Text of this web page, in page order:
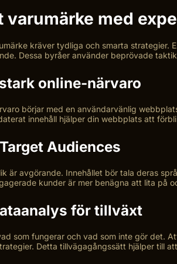
varumärke med
kräver tydliga och smarta strategier.
Dessa byråer använder beprövade
online-närvaro
börjar med en användarvänlig
innehåll hjälper din webbplats att
Audiences
är avgörande. Innehållet bör tala deras
kunder är mer benägna att lita på
för tillväxt
som fungerar och vad som inte gör det.
Detta tillvägagångssätt hjälper till